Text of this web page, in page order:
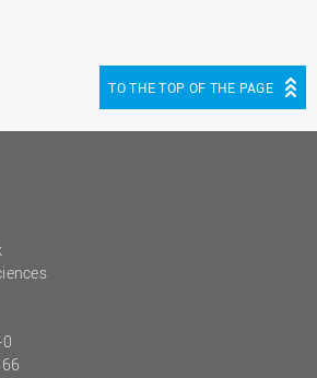
TO THE TOP OF THE PAGE